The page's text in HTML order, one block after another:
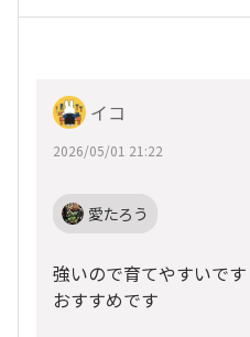
イコ
2026/05/01 21:22
愛たろう
強いので育てやすいで
おすすめです